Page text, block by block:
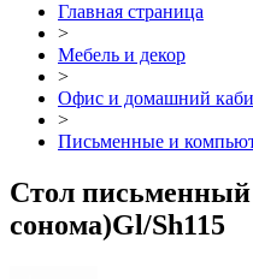
Главная страница
>
Мебель и декор
>
Офис и домашний
>
Письменные и
Стол
сонома)Gl/Sh115